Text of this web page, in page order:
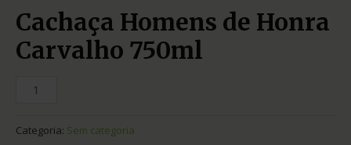
Cachaça Homens de Honra
Carvalho 750ml
Categoria: Sem categoria